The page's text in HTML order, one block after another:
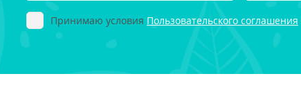
Принимаю условия Пользовательского соглашения